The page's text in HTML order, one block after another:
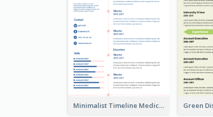
Minimalist Timeline Medical Student Resume